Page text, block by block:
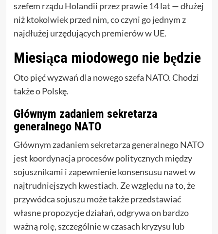
szefem rządu Holandii przez prawie 14 lat — dłużej
niż ktokolwiek przed nim, co czyni go jednym z
najdłużej urzędujących premierów w UE.
Miesiąca miodowego nie będzie
Oto pięć wyzwań dla nowego szefa NATO. Chodzi
także o Polskę.
Głównym zadaniem sekretarza
generalnego NATO
Głównym zadaniem sekretarza generalnego NATO
jest koordynacja procesów politycznych między
sojusznikami i zapewnienie konsensusu nawet w
najtrudniejszych kwestiach. Ze względu na to, że
przywódca sojuszu może także przedstawiać
własne propozycje działań, odgrywa on bardzo
ważną rolę, szczególnie w czasach kryzysu lub